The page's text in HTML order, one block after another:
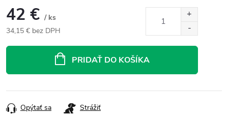
42 € / ks
34,15 € bez DPH
PRIDAŤ DO KOŠÍKA
Opýtať sa Strážiť